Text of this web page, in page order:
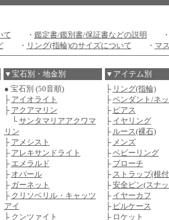
て ・ 鑑定書/鑑別書/保証書などの説明 ・
・ リング(指輪)のサイズについて ・ マ
▼宝石別・地金別 ▼アイテム別
● 宝石別 (50音順)
├ アイオライト
├ アクアマリン
└サンタマリアアクワマ
リン
├ アメシスト
├ アレキサンドライト
├ エメラルド
├ オパール
├ ガーネット
├ クリソベリル・キャッツ
アイ
├ クンツァイト
├ リング(指輪)
├ペンダント/ネ
├ ピアス
├ イヤリング
├ ルース(裸石)
├ メンズ
├ベビーリング
├ ブローチ
├ ストラップ(根
├安全ピン(スナ
├ イヤーカフ
├ ピルケース
├ ロケット